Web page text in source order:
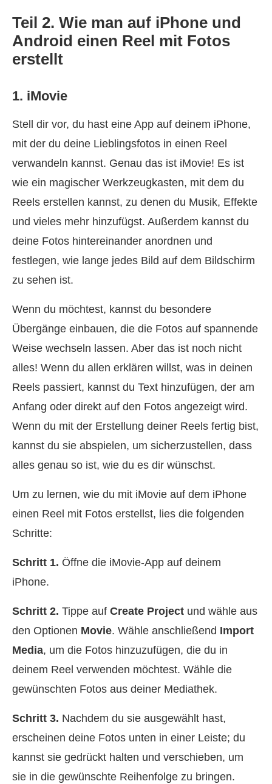
Teil 2. Wie man auf iPhone und
Android einen Reel mit Fotos
erstellt
1. iMovie
Stell dir vor, du hast eine App auf deinem iPhone,
mit der du deine Lieblingsfotos in einen Reel
verwandeln kannst. Genau das ist iMovie! Es ist
wie ein magischer Werkzeugkasten, mit dem du
Reels erstellen kannst, zu denen du Musik, Effekte
und vieles mehr hinzufügst. Außerdem kannst du
deine Fotos hintereinander anordnen und
festlegen, wie lange jedes Bild auf dem Bildschirm
zu sehen ist.
Wenn du möchtest, kannst du besondere
Übergänge einbauen, die die Fotos auf spannende
Weise wechseln lassen. Aber das ist noch nicht
alles! Wenn du allen erklären willst, was in deinen
Reels passiert, kannst du Text hinzufügen, der am
Anfang oder direkt auf den Fotos angezeigt wird.
Wenn du mit der Erstellung deiner Reels fertig bist,
kannst du sie abspielen, um sicherzustellen, dass
alles genau so ist, wie du es dir wünschst.
Um zu lernen, wie du mit iMovie auf dem iPhone
einen Reel mit Fotos erstellst, lies die folgenden
Schritte:
Schritt 1. Öffne die iMovie‑App auf deinem
iPhone.
Schritt 2. Tippe auf Create Project und wähle aus
den Optionen Movie. Wähle anschließend Import
Media, um die Fotos hinzuzufügen, die du in
deinem Reel verwenden möchtest. Wähle die
gewünschten Fotos aus deiner Mediathek.
Schritt 3. Nachdem du sie ausgewählt hast,
erscheinen deine Fotos unten in einer Leiste; du
kannst sie gedrückt halten und verschieben, um
sie in die gewünschte Reihenfolge zu bringen.